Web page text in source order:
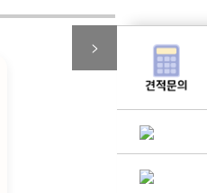
>